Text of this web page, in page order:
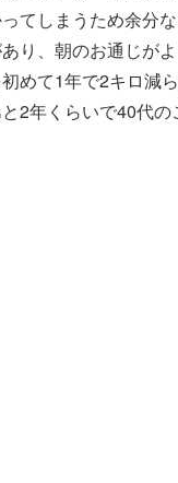
てしまうため余分
り、朝のお通じが
めて1年で2キロ減
2年くらいで40代